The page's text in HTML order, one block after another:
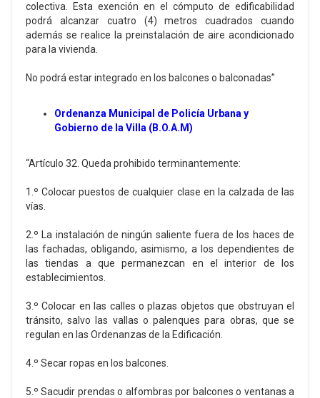
colectiva. Esta exención en el cómputo de edificabilidad
podrá alcanzar cuatro (4) metros cuadrados cuando
además se realice la preinstalación de aire acondicionado
para la vivienda.
No podrá estar integrado en los balcones o balconadas”
Ordenanza Municipal de Policía Urbana y
Gobierno de la Villa (B.O.A.M)
“Artículo 32. Queda prohibido terminantemente:
1.º Colocar puestos de cualquier clase en la calzada de las
vías.
2.º La instalación de ningún saliente fuera de los haces de
las fachadas, obligando, asimismo, a los dependientes de
las tiendas a que permanezcan en el interior de los
establecimientos.
3.º Colocar en las calles o plazas objetos que obstruyan el
tránsito, salvo las vallas o palenques para obras, que se
regulan en las Ordenanzas de la Edificación.
4.º Secar ropas en los balcones.
5.º Sacudir prendas o alfombras por balcones o ventanas a